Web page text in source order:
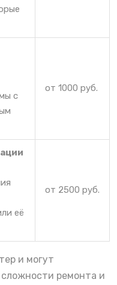
с
от 1000 руб.
её
от 2500 руб.
и могут
ремонта и